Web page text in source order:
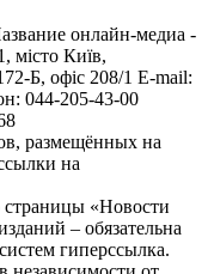
онлайн-медиа -
місто Київ,
Б, офіс 208/1 E-mail:
044-205-43-00
размещённых на
на
«Новости
– обязательна
гиперссылка.